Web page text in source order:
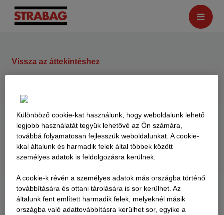
Vissza az áttekintéshez
Elkészült a Szolnok-Tiszasüly
összekötő útszakasz
2020.08.10.
Különböző cookie-kat használunk, hogy weboldalunk lehető
legjobb használatát tegyük lehetővé az Ön számára,
továbbá folyamatosan fejlesszük weboldalunkat. A cookie-
kkal általunk és harmadik felek által többek között
személyes adatok is feldolgozásra kerülnek.
A cookie-k révén a személyes adatok más országba történő
továbbítására és ottani tárolására is sor kerülhet. Az
általunk fent említett harmadik felek, melyeknél másik
országba való adattovábbításra kerülhet sor, egyike a